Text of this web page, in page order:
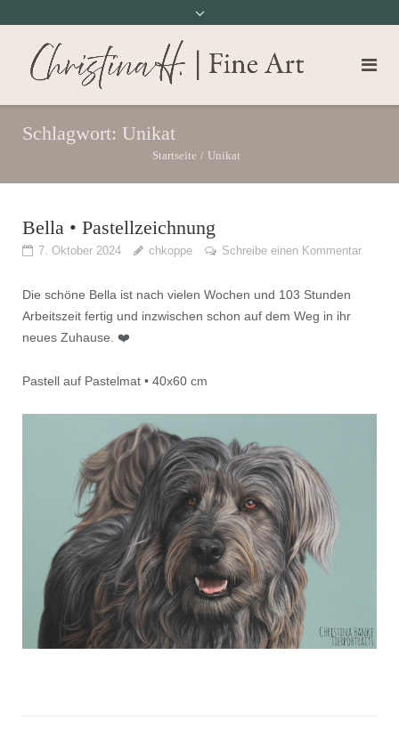
Schlagwort: Unikat
Startseite / Unikat
Bella • Pastellzeichnung
7. Oktober 2024 chkoppe Schreibe einen Kommentar
Die schöne Bella ist nach vielen Wochen und 103 Stunden
Arbeitszeit fertig und inzwischen schon auf dem Weg in ihr
neues Zuhause. ❤️
Pastell auf Pastelmat • 40x60 cm